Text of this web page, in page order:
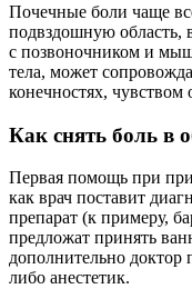
Почечные боли чаще
подвздошную область,
с позвоночником и
тела, может
конечностях, чувством
Как снять боль в
Первая помощь при
как врач поставит
препарат (к примеру,
предложат принять
дополнительно доктор
либо анестетик.